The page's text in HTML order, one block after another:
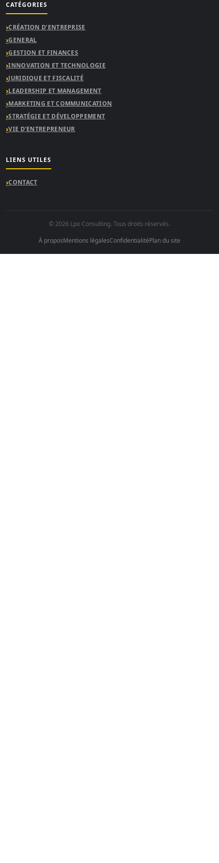
CATÉGORIES
CRÉATION D’ENTREPRISE
GENERAL
GESTION ET FINANCES
INNOVATION ET TECHNOLOGIE
JURIDIQUE ET FISCALITÉ
LEADERSHIP ET MANAGEMENT
MARKETING ET COMMUNICATION
STRATÉGIE ET DÉVELOPPEMENT
VIE D’ENTREPRENEUR
LIENS UTILES
CONTACT
© 2026 Lpo Consulting. Tous droits réservés.
À proposMentions légalesConfidentialitéPlan du site